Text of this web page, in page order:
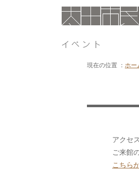
現在の位置 ： ホー
アクセ
ご来館
こちら